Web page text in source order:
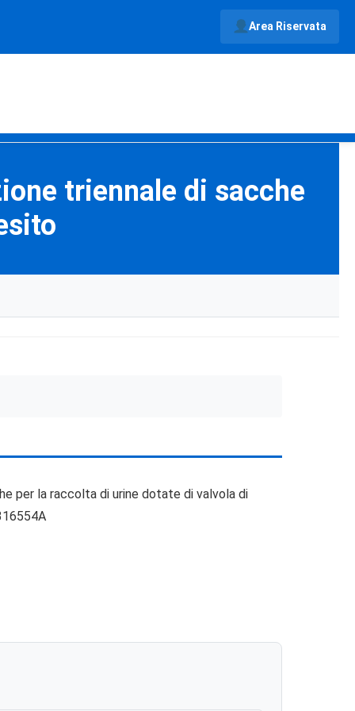
Area Riservata
triennale di sacche
per la raccolta di urine dotate di valvola di